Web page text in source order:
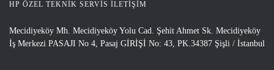
HP ÖZEL TEKNIK SERVIS İLETIŞIM
Mecidiyeköy Mh. Mecidiyeköy Yolu Cad. Şehit Ahmet Sk. Mecidiyeköy
İş Merkezi PASAJI No 4, Pasaj GİRİŞİ No: 43, PK.34387 Şişli / İstanbul